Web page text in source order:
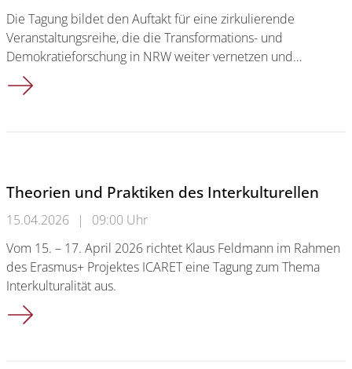
Die Tagung bildet den Auftakt für eine zirkulierende
Veranstaltungsreihe, die die Transformations- und
Demokratieforschung in NRW weiter vernetzen und…
Auftakttagung nachhaltig demokratisch
Theorien und Praktiken des Interkulturellen
15.04.2026 |
09:00 Uhr
Vom 15. – 17. April 2026 richtet Klaus Feldmann im Rahmen
des Erasmus+ Projektes ICARET eine Tagung zum Thema
Interkulturalität aus.
Theorien und Praktiken des Interkulturellen